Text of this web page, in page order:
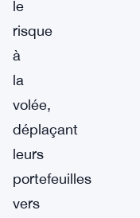
le
risque
à
la
volée,
déplaçant
leurs
portefeuilles
vers